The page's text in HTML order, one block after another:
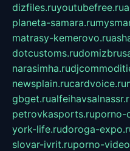
dizfiles.ruyoutubefree.ru
planeta-samara.ru
matrasy-kemerovo.ru
dotcustoms.ru
narasimha.ru
newsplain.rucardvoice.ru
gbget.ru
petrovkasports.ruporno-
york-life.rudoroga-
slovar-ivrit.ruporno-